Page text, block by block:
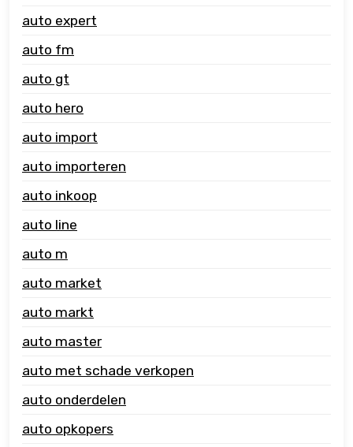
auto expert
auto fm
auto gt
auto hero
auto import
auto importeren
auto inkoop
auto line
auto m
auto market
auto markt
auto master
auto met schade verkopen
auto onderdelen
auto opkopers